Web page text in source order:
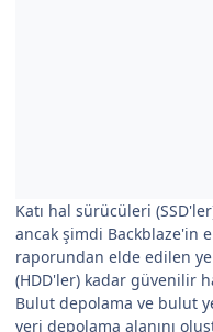
Katı hal sürücüleri
ancak şimdi Backblaze'in
raporundan elde edilen
(HDD'ler) kadar güvenilir
Bulut depolama ve bulut
veri depolama alanını